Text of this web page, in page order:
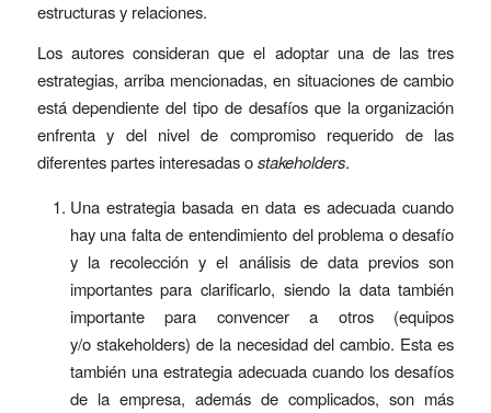
estructuras y relaciones.
Los autores consideran que el adoptar una de las tres
estrategias, arriba mencionadas, en situaciones de cambio
está dependiente del tipo de desafíos que la organización
enfrenta y del nivel de compromiso requerido de las
diferentes partes interesadas ostakeholders.
Una estrategia basada en data es adecuada cuando
hay una falta de entendimiento del problema o desafío
y la recolección y el análisis de data previos son
importantes para clarificarlo, siendo la data también
importante para convencer a otros (equipos
y/o stakeholders) de la necesidad del cambio. Esta es
también una estrategia adecuada cuando los desafíos
de la empresa, además de complicados, son más